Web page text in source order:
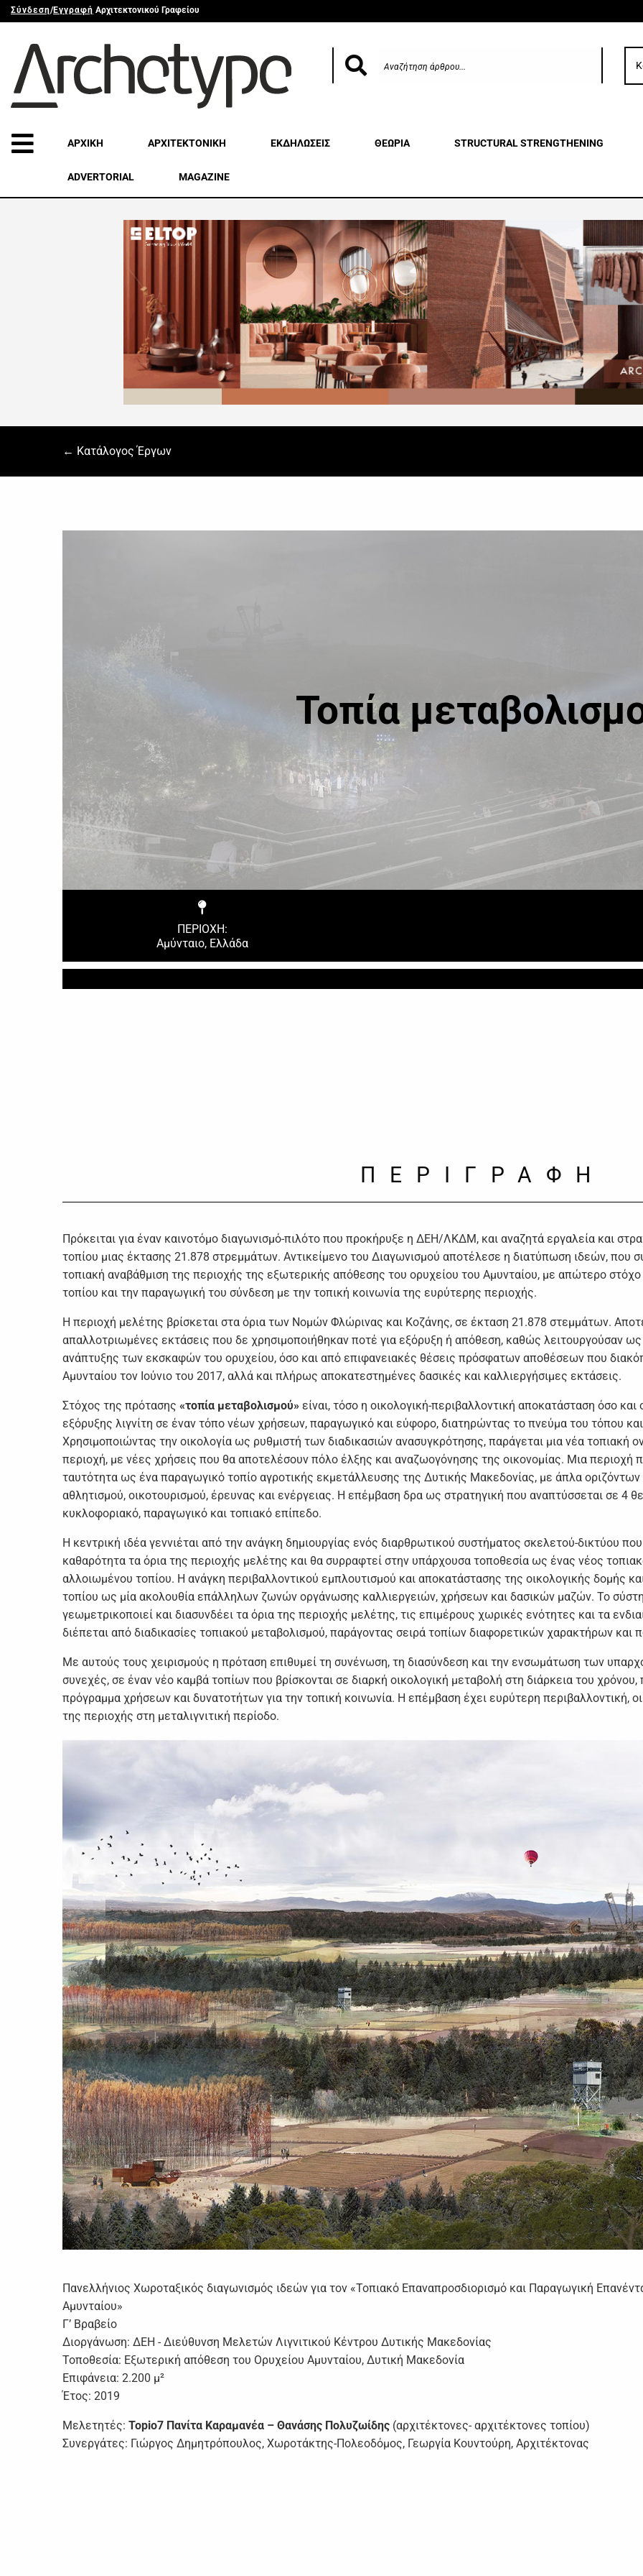
Σύνδεση/Εγγραφή Αρχιτεκτονικού Γραφείου
ΑΡΧΙΚΗ ΑΡΧΙΤΕΚΤΟΝΙΚΗ ΕΚΔΗΛΩΣΕΙΣ ΘΕΩΡΙΑ STRUCTURAL STRENGTHENING
ADVERTORIAL MAGAZINE
← Κατάλογος Έργων
Τοπία
ΠΕΡΙΟΧΗ:
Αμύνταιο, Ελλάδα
ΠΕΡΙΓΡΑΦΗ
Πρόκειται για έναν καινοτόμο διαγωνισμό-πιλότο που προκήρυξε η ΔΕΗ/ΛΚΔΜ, και αναζητά εργαλεία και
τοπίου μιας έκτασης 21.878 στρεμμάτων. Αντικείμενο του Διαγωνισμού αποτέλεσε η διατύπωση ιδεών, που
τοπιακή αναβάθμιση της περιοχής της εξωτερικής απόθεσης του ορυχείου του Αμυνταίου, με απώτερο
τοπίου και την παραγωγική του σύνδεση με την τοπική κοινωνία της ευρύτερης περιοχής.
Η περιοχή μελέτης βρίσκεται στα όρια των Νομών Φλώρινας και Κοζάνης, σε έκταση 21.878 στεμμάτων.
απαλλοτριωμένες εκτάσεις που δε χρησιμοποιήθηκαν ποτέ για εξόρυξη ή απόθεση, καθώς λειτουργούσαν
ανάπτυξης των εκσκαφών του ορυχείου, όσο και από επιφανειακές θέσεις πρόσφατων αποθέσεων που
Αμυνταίου τον Ιούνιο του 2017, αλλά και πλήρως αποκατεστημένες δασικές και καλλιεργήσιμες εκτάσεις.
Στόχος της πρότασης «τοπία μεταβολισμού» είναι, τόσο η οικολογική-περιβαλλοντική αποκατάσταση όσο
εξόρυξης λιγνίτη σε έναν τόπο νέων χρήσεων, παραγωγικό και εύφορο, διατηρώντας το πνεύμα του τόπου
Χρησιμοποιώντας την οικολογία ως ρυθμιστή των διαδικασιών ανασυγκρότησης, παράγεται μια νέα τοπιακή
περιοχή, με νέες χρήσεις που θα αποτελέσουν πόλο έλξης και αναζωογόνησης της οικονομίας. Μια περιοχή
ταυτότητα ως ένα παραγωγικό τοπίο αγροτικής εκμετάλλευσης της Δυτικής Μακεδονίας, με άπλα
αθλητισμού, οικοτουρισμού, έρευνας και ενέργειας. Η επέμβαση δρα ως στρατηγική που αναπτύσσεται σε 4
κυκλοφοριακό, παραγωγικό και τοπιακό επίπεδο.
Η κεντρική ιδέα γεννιέται από την ανάγκη δημιουργίας ενός διαρθρωτικού συστήματος σκελετού-δικτύου
καθαρότητα τα όρια της περιοχής μελέτης και θα συρραφτεί στην υπάρχουσα τοποθεσία ως ένας νέος
αλλοιωμένου τοπίου. Η ανάγκη περιβαλλοντικού εμπλουτισμού και αποκατάστασης της οικολογικής δομής
τοπίου ως μία ακολουθία επάλληλων ζωνών οργάνωσης καλλιεργειών, χρήσεων και δασικών μαζών. Το
γεωμετρικοποιεί και διασυνδέει τα όρια της περιοχής μελέτης, τις επιμέρους χωρικές ενότητες και τα
διέπεται από διαδικασίες τοπιακού μεταβολισμού, παράγοντας σειρά τοπίων διαφορετικών χαρακτήρων και
Με αυτούς τους χειρισμούς η πρόταση επιθυμεί τη συνένωση, τη διασύνδεση και την ενσωμάτωση των
συνεχές, σε έναν νέο καμβά τοπίων που βρίσκονται σε διαρκή οικολογική μεταβολή στη διάρκεια του
πρόγραμμα χρήσεων και δυνατοτήτων για την τοπική κοινωνία. H επέμβαση έχει ευρύτερη περιβαλλοντική,
της περιοχής στη μεταλιγνιτική περίοδο.
Πανελλήνιος Χωροταξικός διαγωνισμός ιδεών για τον «Τοπιακό Επαναπροσδιορισμό και Παραγωγική
Αμυνταίου»
Γ’ Βραβείο
Διοργάνωση: ΔΕΗ - Διεύθυνση Μελετών Λιγνιτικού Κέντρου Δυτικής Μακεδονίας
Τοποθεσία: Εξωτερική απόθεση του Ορυχείου Αμυνταίου, Δυτική Μακεδονία
Επιφάνεια: 2.200 μ²
Έτος: 2019
Μελετητές: Topio7 Πανίτα Καραμανέα – Θανάσης Πολυζωίδης (αρχιτέκτονες- αρχιτέκτονες τοπίου)
Συνεργάτες: Γιώργος Δημητρόπουλος, Χωροτάκτης-Πολεοδόμος, Γεωργία Κουντούρη, Αρχιτέκτονας